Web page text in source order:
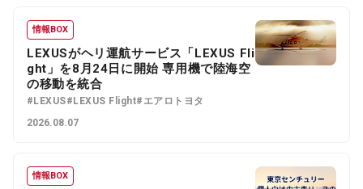
情報BOX
LEXUSがヘリ運航サービス「LEXUS Fli
ght」を8月24日に開始 専用機で陸海空
の移動を統合
#LEXUS#LEXUS Flight#エアロトヨタ
2026.08.07
情報BOX